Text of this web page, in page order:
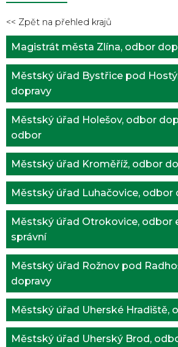
<< Zpět na přehled krajů
Magistrát města Zlína, odbor
Městský úřad Bystřice pod
dopravy
Městský úřad Holešov, odbor
odbor
Městský úřad Kroměříž, odbor
Městský úřad Luhačovice, odbor
Městský úřad Otrokovice, odbor
správní
Městský úřad Rožnov pod
dopravy
Městský úřad Uherské Hradiště,
Městský úřad Uherský Brod,